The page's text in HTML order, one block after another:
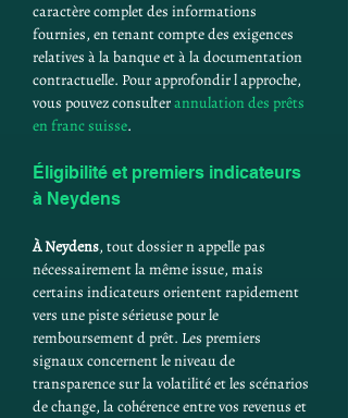
caractère complet des informations
fournies, en tenant compte des exigences
relatives à la banque et à la documentation
contractuelle. Pour approfondir l approche,
vous pouvez consulter annulation des prêts
en franc suisse.
Éligibilité et premiers indicateurs
à Neydens
À Neydens, tout dossier n appelle pas
nécessairement la même issue, mais
certains indicateurs orientent rapidement
vers une piste sérieuse pour le
remboursement d prêt. Les premiers
signaux concernent le niveau de
transparence sur la volatilité et les scénarios
de change, la cohérence entre vos revenus et